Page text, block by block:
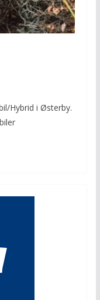
Hybrid i Østerby.